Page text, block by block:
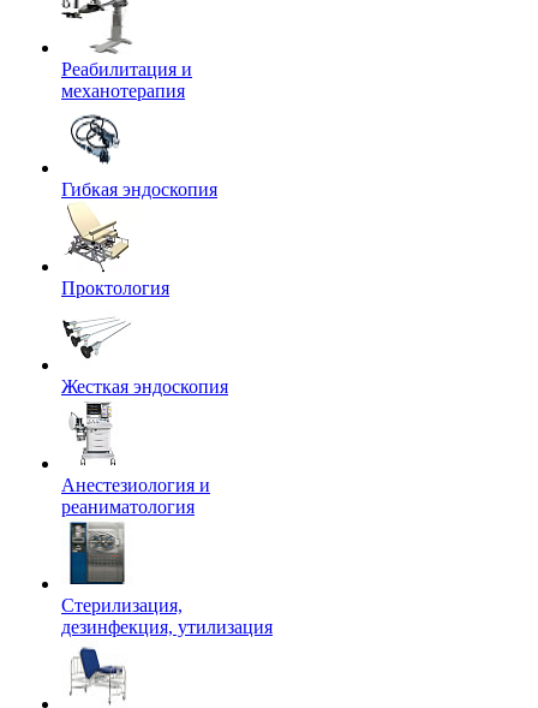
Реабилитация и
механотерапия
Гибкая эндоскопия
Проктология
Жесткая эндоскопия
Анестезиология и
реаниматология
Стерилизация,
дезинфекция, утилизация